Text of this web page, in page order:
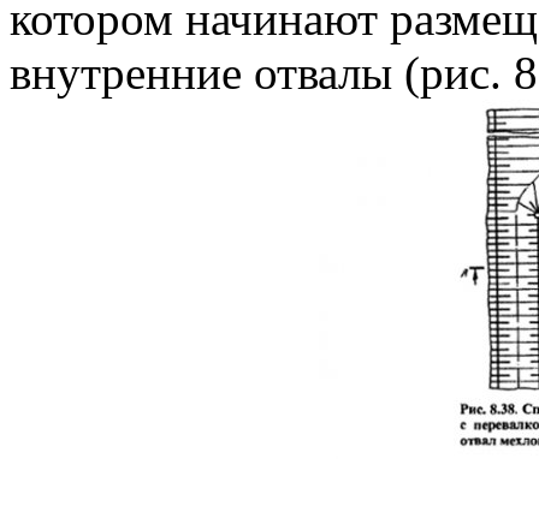
котором начинают
внутренние отвалы (рис.